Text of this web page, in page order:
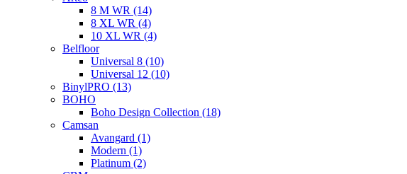
8 M WR (14)
8 XL WR (4)
10 XL WR (4)
Belfloor
Universal 8 (10)
Universal 12 (10)
BinylPRO (13)
BOHO
Boho Design Collection (18)
Camsan
Avangard (1)
Modern (1)
Platinum (2)